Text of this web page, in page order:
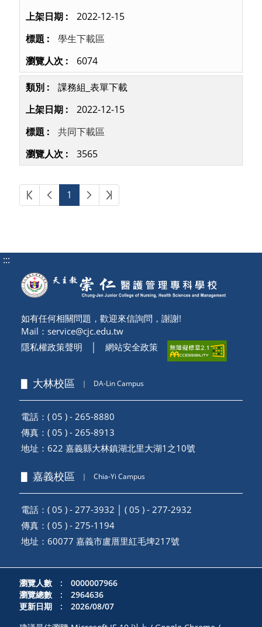
2022-12-15
學生下載區
6074
課務組_表單下載
2022-12-15
共同下載區
3565
第一頁上一頁
1 下一頁最後頁
:::
如有任何相關問題，歡迎來信詢問，謝謝!
Mail： service@cjc.edu.tw
隱私權政策聲明
網站安全政策
▋ 大林校區 ｜ DA-Lin Campus
電話：( 05 ) - 265-8880
傳真：( 05 ) - 265-8913
地址： 622 嘉義縣大林鎮湖北里大湖1之10號
▋ 嘉義校區 ｜ Chia-Yi Campus
電話：( 05 ) - 277-3932 │ ( 05 ) - 277-2932
傳真：( 05 ) - 275-1194
地址： 60077 嘉義市盧厝里紅毛埤217號
瀏覽人數 : 0000007966
瀏覽總數 : 2964636
更新日期 : 2026/08/07